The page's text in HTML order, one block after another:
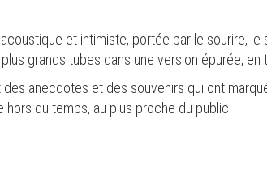
et intimiste, portée par le sourire, le
grands tubes dans une version épurée, en
anecdotes et des souvenirs qui ont
du temps, au plus proche du public.